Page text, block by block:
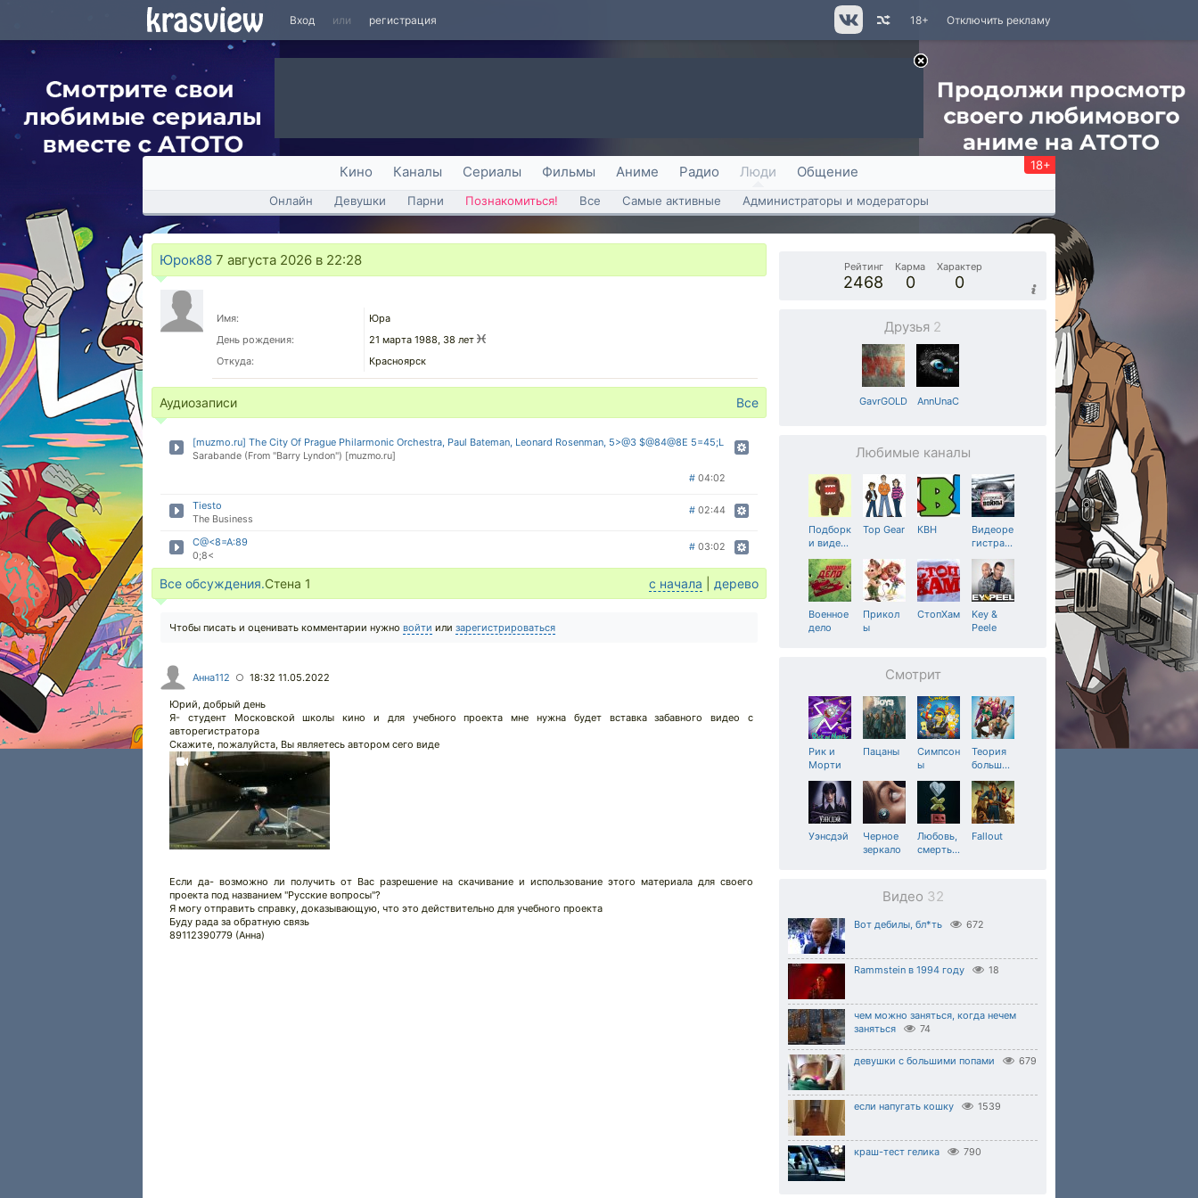
Вход или регистрация Отключить рекламу
18+
Кино Каналы Сериалы Фильмы Аниме Радио Люди Общение 18+
Онлайн Девушки Парни Познакомиться! Все Самые активные Администраторы и модераторы
Юрок88 7 августа 2026 в 22:28
Имя:
Юра
День рождения:
21 марта 1988, 38 лет
Откуда:
Красноярск
Аудиозаписи Все
[muzmo.ru] The City Of Prague Philarmonic Orchestra, Paul Bateman, Leonard Rosenman, 5>@3 $@84@8E 5=45;L
Sarabande (From "Barry Lyndon") [muzmo.ru]
# 04:02
Tiesto
The Business
# 02:44
C@<8=A:89
0;8<
# 03:02
Все обсуждения.Стена 1 с начала дерево
Чтобы писать и оценивать комментарии нужно войти или зарегистрироваться
Анна112 ○ 18:32 11.05.2022
Юрий, добрый день
Я- студент Московской школы кино и для учебного проекта мне нужна будет вставка забавного видео с
авторегистратора
Скажите, пожалуйста, Вы являетесь автором сего виде
Если да- возможно ли получить от Вас разрешение на скачивание и использование этого материала для своего
проекта под названием "Русские вопросы"?
Я могу отправить справку, доказывающую, что это действительно для учебного проекта
Буду рада за обратную связь
89112390779 (Анна)
Рейтинг
2468
Карма
0
Характер
0
Друзья 2
GavrGOLD AnnUnaC
Любимые каналы
Подборк
и виде…
Top Gear КВН
Видеоре
гистра…
Военное
дело
Прикол
ы
СтопХам
Key &
Peele
Смотрит
Рик и
Морти
Пацаны
Симпсон
ы
Теория
больш…
Уэнсдэй
Черное
зеркало
Любовь,
смерть…
Fallout
Видео 32
Вот дебилы, бл*ть 672
Rammstein в 1994 году 18
чем можно заняться, когда нечем
заняться
74
девушки с большими попами 679
если напугать кошку 1539
краш-тест гелика 790